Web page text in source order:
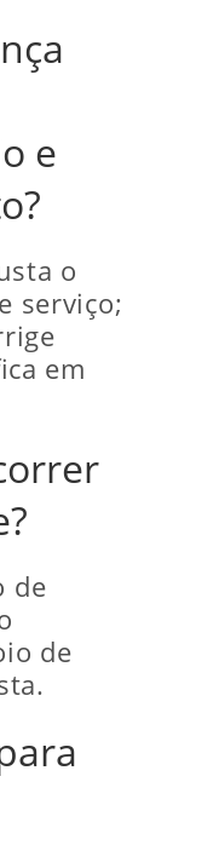
e
o
serviço;
em
de
de